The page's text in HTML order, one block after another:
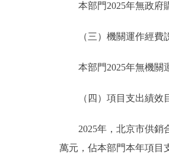
本部門2025年無政府購
（三）機關運作經費
本部門2025年無機關運
（四）項目支出績效
2025年，北京市供銷合
萬元，佔本部門本年項目